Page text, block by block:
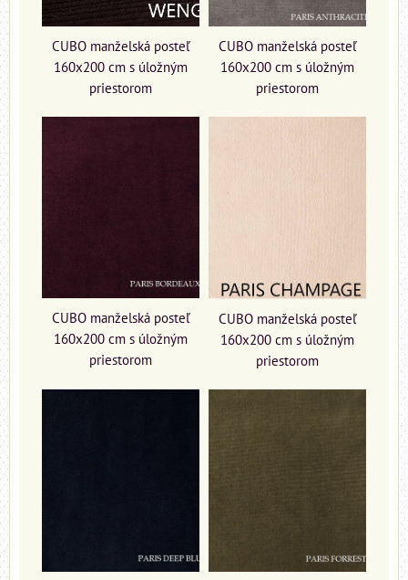
CUBO manželská posteľ
160x200 cm s úložným
priestorom
CUBO manželská posteľ
160x200 cm s úložným
priestorom
CUBO manželská posteľ
160x200 cm s úložným
priestorom
CUBO manželská posteľ
160x200 cm s úložným
priestorom